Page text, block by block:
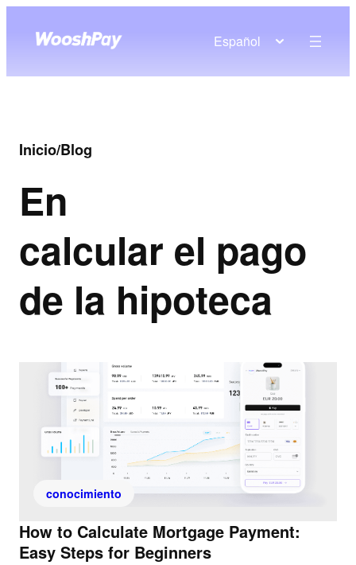
Español
Inicio/Blog
En
calcular el pago
de la hipoteca
conocimiento
How to Calculate Mortgage Payment:
Easy Steps for Beginners